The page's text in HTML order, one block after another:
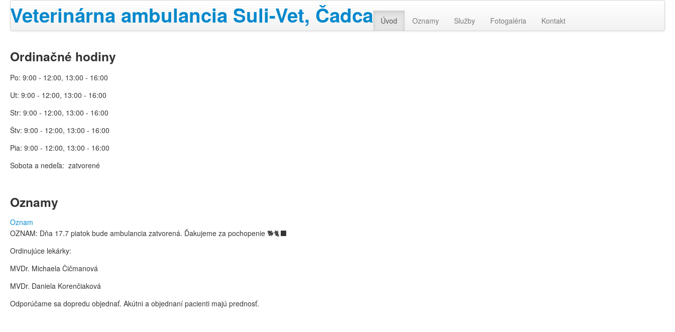
Veterinárna ambulancia Suli-Vet, Čadca Úvod Oznamy Služby Fotogaléria Kontakt
Ordinačné hodiny
Po: 9:00 - 12:00, 13:00 - 16:00
Ut: 9:00 - 12:00, 13:00 - 16:00
Str: 9:00 - 12:00, 13:00 - 16:00
Štv: 9:00 - 12:00, 13:00 - 16:00
Pia: 9:00 - 12:00, 13:00 - 16:00
Sobota a nedeľa: zatvorené
Oznamy
Oznam
OZNAM: Dňa 17.7 piatok bude ambulancia zatvorená. Ďakujeme za pochopenie 🐕🐈‍⬛
Ordinujúce lekárky:
MVDr. Michaela Čičmanová
MVDr. Daniela Korenčiaková
Odporúčame sa dopredu objednať. Akútni a objednaní pacienti majú prednosť.